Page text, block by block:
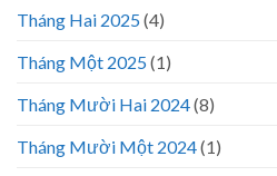
Tháng Hai 2025(4)
Tháng Một 2025(1)
Tháng Mười Hai 2024(8)
Tháng Mười Một 2024(1)